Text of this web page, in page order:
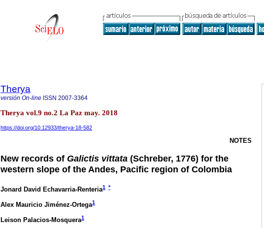
Therya
versión On-line ISSN 2007-3364
Therya vol.9 no.2 La Paz may. 2018
https://doi.org/10.12933/therya-18-582
NOTES
New records of Galictis vittata (Schreber, 1776) for the
western slope of the Andes, Pacific region of Colombia
Jonard David Echavarria-Renteria1 *
Alex Mauricio Jiménez-Ortega1
Leison Palacios-Mosquera1